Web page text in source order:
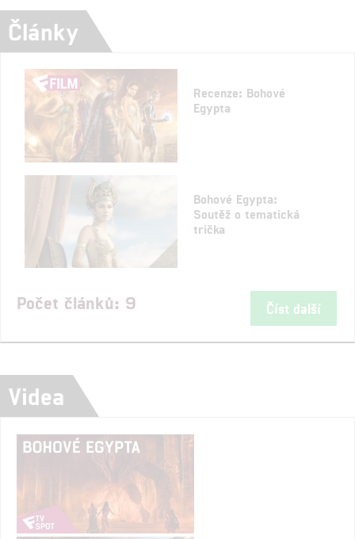
Články
Recenze: Bohové
Egypta
Bohové Egypta:
Soutěž o tematická
trička
Počet článků: 9 Číst další
Videa